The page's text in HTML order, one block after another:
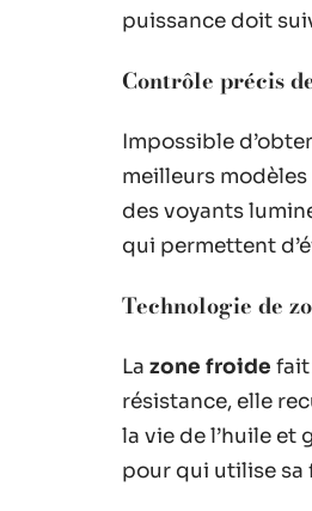
puissance doit
Contrôle précis
Impossible
meilleurs
des voyants
qui permettent
Technologie de
La zone froide fait
résistance, elle
la vie de l’huile
pour qui utilise sa